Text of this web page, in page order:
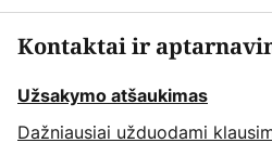
Kontaktai ir
Užsakymo atšaukimas
Dažniausiai užduodami